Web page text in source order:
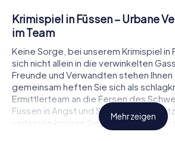
Krimispiel in Füssen – Urbane
im Team
Keine Sorge, bei unserem Krimispiel in
sich nicht allein in die verwinkelten
Freunde und Verwandten stehen Ihnen
gemeinsam heften Sie sich als
Ermittlerteam an die Fersen des
Füssen in Angst und Schrecken
verlassen können Sie sich dabei auf Ihr
Ermittlerutensil, Ihr Smartphone. Mittels
Mehr zeigen